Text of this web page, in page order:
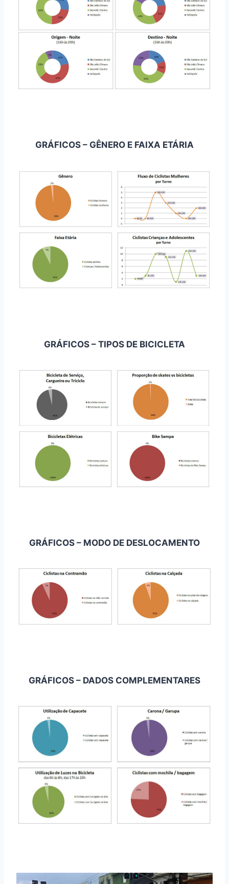
GRÁFICOS – GÊNERO E FAIXA ETÁRIA
GRÁFICOS – TIPOS DE BICICLETA
GRÁFICOS – MODO DE DESLOCAMENTO
GRÁFICOS – DADOS COMPLEMENTARES